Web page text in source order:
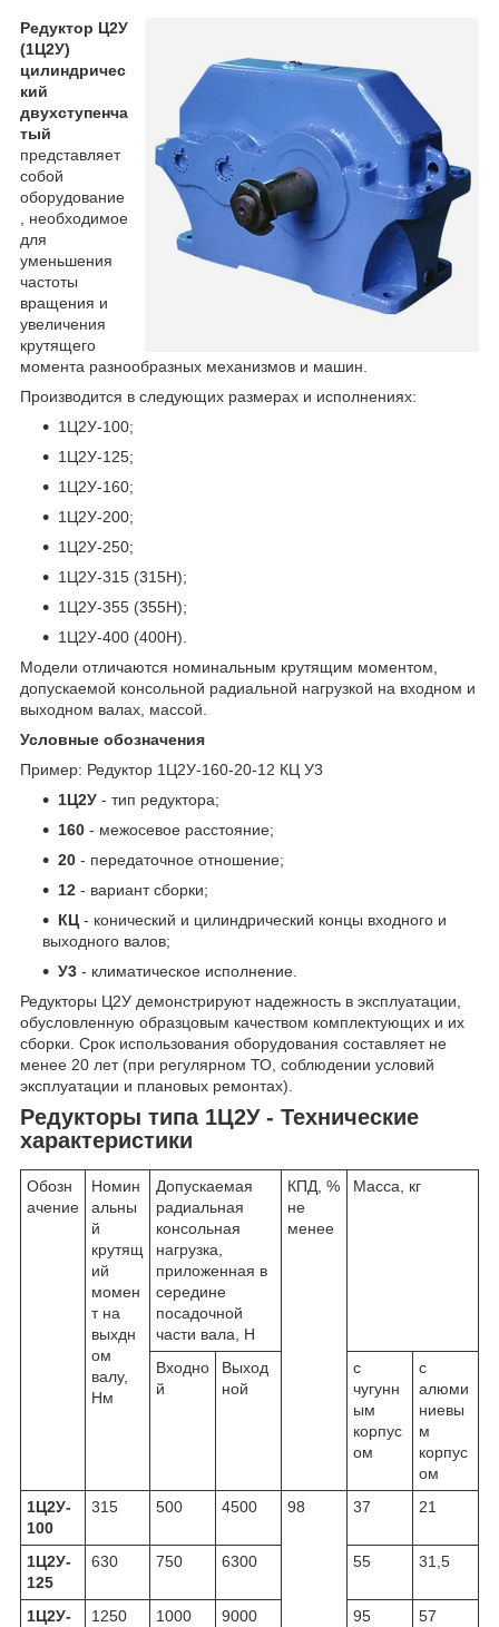
Редуктор Ц2У
(1Ц2У)
цилиндричес
кий
двухступенча
тый
представляет
собой
оборудование
, необходимое
для
уменьшения
частоты
вращения и
увеличения
крутящего
момента разнообразных механизмов и машин.
Производится в следующих размерах и исполнениях:
1Ц2У-100;
1Ц2У-125;
1Ц2У-160;
1Ц2У-200;
1Ц2У-250;
1Ц2У-315 (315Н);
1Ц2У-355 (355Н);
1Ц2У-400 (400Н).
Модели отличаются номинальным крутящим моментом,
допускаемой консольной радиальной нагрузкой на входном и
выходном валах, массой.
Условные обозначения
Пример: Редуктор 1Ц2У-160-20-12 КЦ У3
1Ц2У - тип редуктора;
160 - межосевое расстояние;
20 - передаточное отношение;
12 - вариант сборки;
КЦ - конический и цилиндрический концы входного и
выходного валов;
У3 - климатическое исполнение.
Редукторы Ц2У демонстрируют надежность в эксплуатации,
обусловленную образцовым качеством комплектующих и их
сборки. Срок использования оборудования составляет не
менее 20 лет (при регулярном ТО, соблюдении условий
эксплуатации и плановых ремонтах).
Редукторы типа 1Ц2У - Технические
характеристики
Обозн
ачение
Номин
альны
й
крутящ
ий
момен
т на
выхдн
ом
валу,
Нм
Допускаемая
радиальная
консольная
нагрузка,
приложенная в
середине
посадочной
части вала, Н
КПД, %
не
менее
Масса, кг
Входно
й
Выход
ной
с
чугунн
ым
корпус
ом
с
алюми
ниевы
м
корпус
ом
1Ц2У-
100
315 500 4500 98 37 21
1Ц2У-
125
630 750 6300 55 31,5
1Ц2У- 1250 1000 9000 95 57